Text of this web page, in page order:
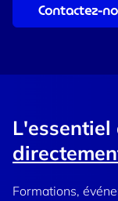
Contactez-
Formations,